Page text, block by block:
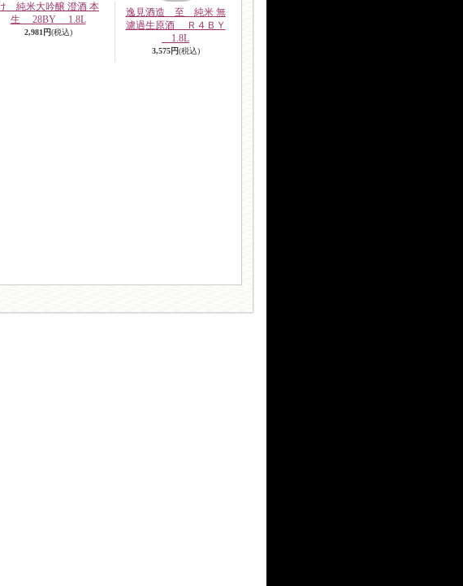
純米大吟醸 澄酒 本
生 28BY 1.8L
2,981円(税込)
逸見酒造 至 純米 無
濾過生原酒 Ｒ４ＢＹ
1.8L
3,575円(税込)